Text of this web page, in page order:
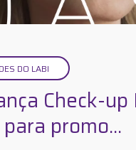
DO LABI
Check-
promo...